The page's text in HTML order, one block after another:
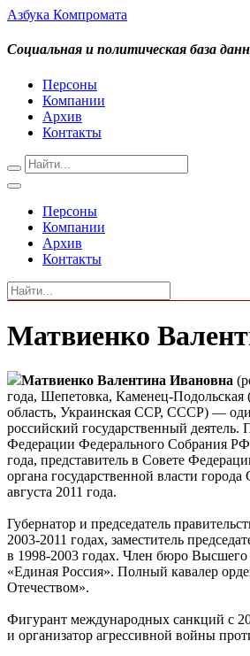
Азбука Компромата
Социальная и политическая база
Персоны
Компании
Архив
Контакты
Персоны
Компании
Архив
Контакты
Матвиенко
Матвиенко Валентина Ивановна
года, Шепетовка, Каменец-Подольская
область, Украинская ССР, СССР) —
российский государственный деятель.
Федерации Федерального Собрания РФ
года, представитель в Совете
органа государственной власти города
августа 2011 года.
Губернатор и председатель
2003-2011 годах, заместитель
в 1998-2003 годах. Член бюро Высшего
«Единая Россия». Полный кавалер
Отечеством».
Фигурант международных санкций с
и организатор агрессивной войны